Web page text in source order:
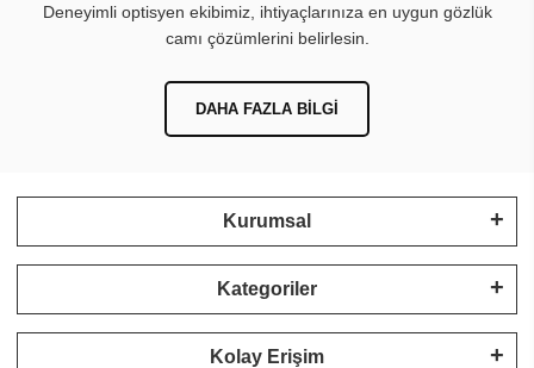
Deneyimli optisyen ekibimiz, ihtiyaçlarınıza en uygun gözlük
camı çözümlerini belirlesin.
DAHA FAZLA BILGI
Kurumsal
Kategoriler
Kolay Erişim